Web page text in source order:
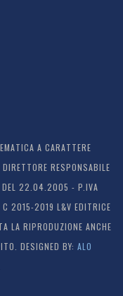
A CARATTERE
RESPONSABILE
DEL 22.04.2005 - P.IVA
2015-2019 L&V EDITRICE
RIPRODUZIONE ANCHE
DESIGNED BY: ALO